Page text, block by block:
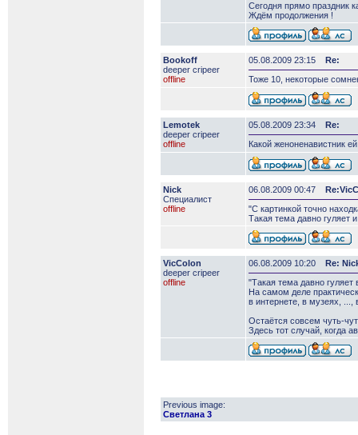
Сегодня прямо праздник
Ждём продолжения !
Bookoff
deeper сripeer
offline
05.08.2009 23:15
Re:
Тоже 10, некоторые
Lemotek
deeper сripeer
offline
05.08.2009 23:34
Re:
Какой женоненавистник
Nick
Специалист
offline
06.08.2009 00:47
"С картинкой точно
Такая тема давно гуляет
VicColon
deeper сripeer
offline
06.08.2009 10:20
Re:
"Такая тема давно гуляет
На самом деле
в интернете, в музеях,
Остаётся совсем чуть-
Здесь тот случай, когда
Previous image:
Светлана 3